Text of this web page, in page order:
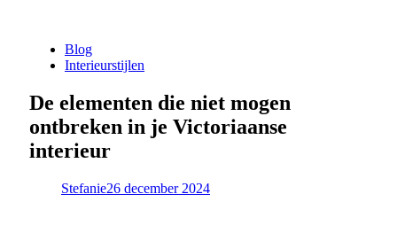
Blog
Interieurstijlen
De elementen die niet mogen
ontbreken in je Victoriaanse
interieur
Stefanie26 december 2024